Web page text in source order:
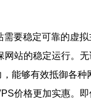
要稳定可靠的虚
站的稳定运行。
能够有效抵御各
价格更加实惠。